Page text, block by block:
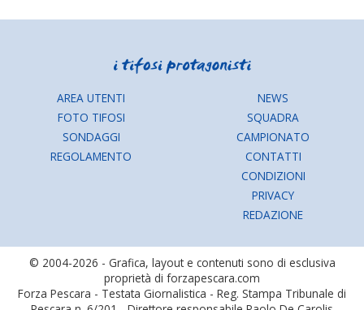
AREA UTENTI
FOTO TIFOSI
SONDAGGI
REGOLAMENTO
NEWS
SQUADRA
CAMPIONATO
CONTATTI
CONDIZIONI
PRIVACY
REDAZIONE
© 2004-2026 - Grafica, layout e contenuti sono di esclusiva
proprietà di forzapescara.com
Forza Pescara - Testata Giornalistica - Reg. Stampa Tribunale di